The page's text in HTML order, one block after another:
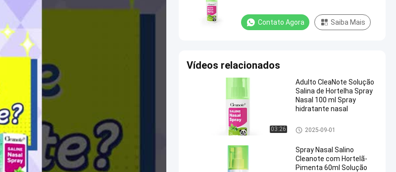
Contato Agora Saiba Mais
Vídeos relacionados
03:26
Adulto CleaNote Solução
Salina de Hortelha Spray
Nasal 100 ml Spray
hidratante nasal
pulverizador nasal salino
2025-09-01
Spray Nasal Salino
Cleanote com Hortelã-
Pimenta 60ml Solução